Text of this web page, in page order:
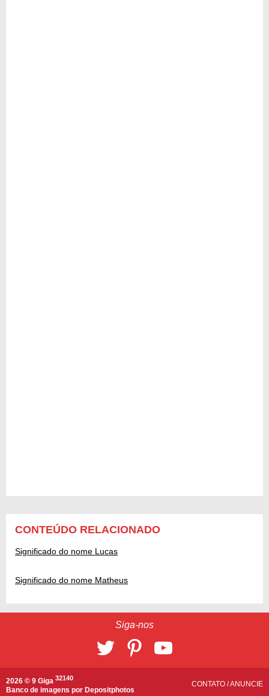
CONTEÚDO RELACIONADO
Significado do nome Lucas
Significado do nome Matheus
Siga-nos
2026 © 9 Giga 32140
Banco de imagens por Depositphotos
CONTATO /ANUNCIE